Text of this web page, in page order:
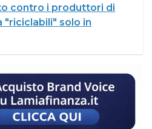
contro i produttori di
"riciclabili" solo in